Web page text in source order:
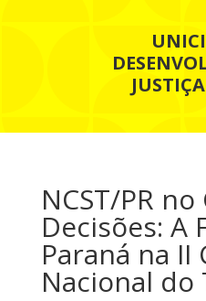
NCST/PR
Decisões: A
Paraná na II
Nacional do